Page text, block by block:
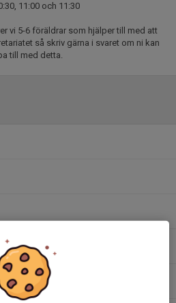
11:00 och 11:30
vi 5-6 föräldrar som hjälper till med att
så skriv gärna i svaret om ni kan
till med detta.